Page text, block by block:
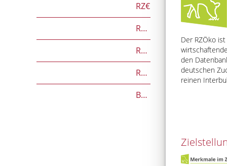
RZ€
RZÖko
RZFutterEffizienz
RZGesund
Beef on Dairy-Zuchtwerte
Der RZÖko
den
deutschen
reinen